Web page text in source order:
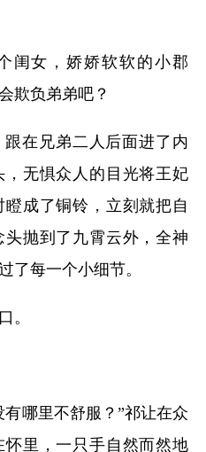
闺女，娇娇软软的小郡
欺负弟弟吧？
在兄弟二人后面进了内
无惧众人的目光将王妃
成了铜铃，立刻就把自
抛到了九霄云外，全神
了每一个小细节。
。
哪里不舒服？”祁让在众
里，一只手自然而然地